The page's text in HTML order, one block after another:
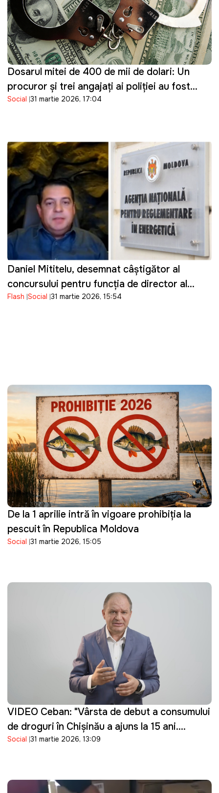
Dosarul mitei de 400 de mii de dolari: Un
procuror și trei angajați ai poliției au fost
reținuți
Social 31 martie 2026, 17:04
Daniel Mititelu, desemnat câștigător al
concursului pentru funcția de director al
ANRE
Flash Social 31 martie 2026, 15:54
De la 1 aprilie intră în vigoare prohibiția la
pescuit în Republica Moldova
Social 31 martie 2026, 15:05
VIDEO Ceban: "Vârsta de debut a consumului
de droguri în Chișinău a ajuns la 15 ani.
Guvernarea cu ce se ocupă?"
Social 31 martie 2026, 13:09